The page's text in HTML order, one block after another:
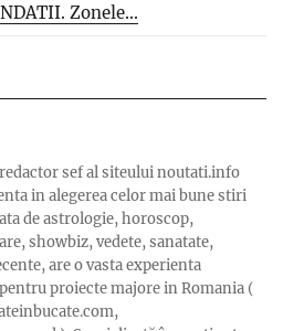
Zonele...
sef al siteului noutati.info
in alegerea celor mai bune stiri
de astrologie, horoscop,
showbiz, vedete, sanatate,
are o vasta experienta
proiecte majore in Romania (